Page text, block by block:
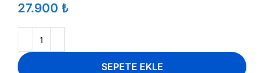
₺
SEPETE EKLE